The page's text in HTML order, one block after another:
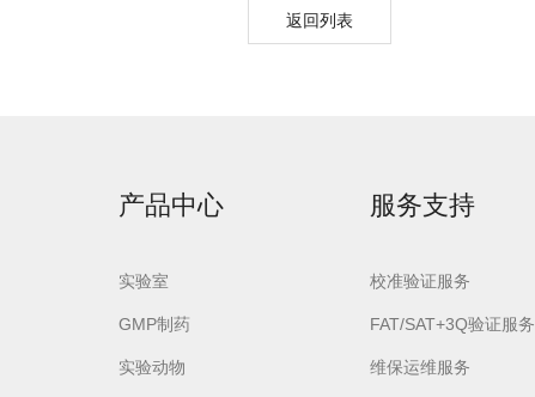
Flash-3/F3Plus经
返回列表
产品中心
实验室
GMP制药
实验动物
服务支持
校准验证服务
FAT/SAT+3Q验证服务
维保运维服务